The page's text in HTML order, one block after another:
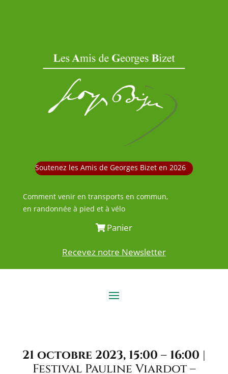
Soutenez les Amis de Georges Bizet en 2026
Comment venir en transports en commun,
en randonnée à pied et à vélo
Panier
Recevez notre Newsletter
21 octobre 2023, 15:00 – 16:00 |
Festival Pauline Viardot –